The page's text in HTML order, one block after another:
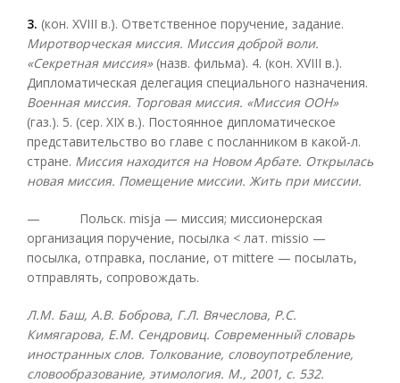
3. (кон. XVIII в.). Ответственное поручение, задание.
Миротворческая миссия. Миссия доброй воли.
«Секретная миссия»(назв. фильма). 4. (кон. XVIII в.).
Дипломатическая делегация специального назначения.
Военная миссия. Торговая миссия. «Миссия ООН»
(газ.). 5. (сер. XIX в.). Постоянное дипломатическое
представительство во главе с посланником в какой-л.
стране. Миссия находится на Новом Арбате. Открылась
новая миссия. Помещение миссии. Жить при миссии.
— Польск. misja — миссия; миссионерская
организация поручение, посылка < лат. missio —
посылка, отправка, послание, от mittere — посылать,
отправлять, сопровождать.
Л.М. Баш, А.В. Боброва, Г.Л. Вячеслова, Р.С.
Кимягарова, Е.М. Сендровиц. Современный словарь
иностранных слов. Толкование, словоупотребление,
словообразование, этимология. М., 2001, с. 532.